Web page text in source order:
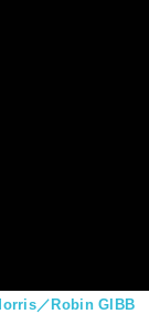
／Robin GIBB